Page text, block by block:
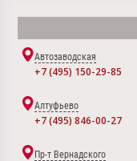
Автозаводская
+7 (495) 150-29-85
Алтуфьево
+7 (495) 846-00-27
Пр-т Вернадского